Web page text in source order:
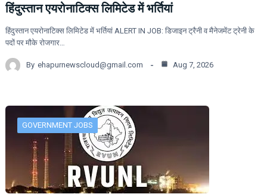
हिंदुस्तान एयरोनाटिक्स लिमिटेड में भर्तियां
हिंदुस्तान एयरोनाटिक्स लिमिटेड में भर्तियां ALERT IN JOB: डिजाइन ट्रैनी व मैनेजमेंट ट्रेनी के
पदों पर मौके रोजगार…
By ehapurnewscloud@gmail.com Aug 7, 2026
GOVERNMENT JOBS